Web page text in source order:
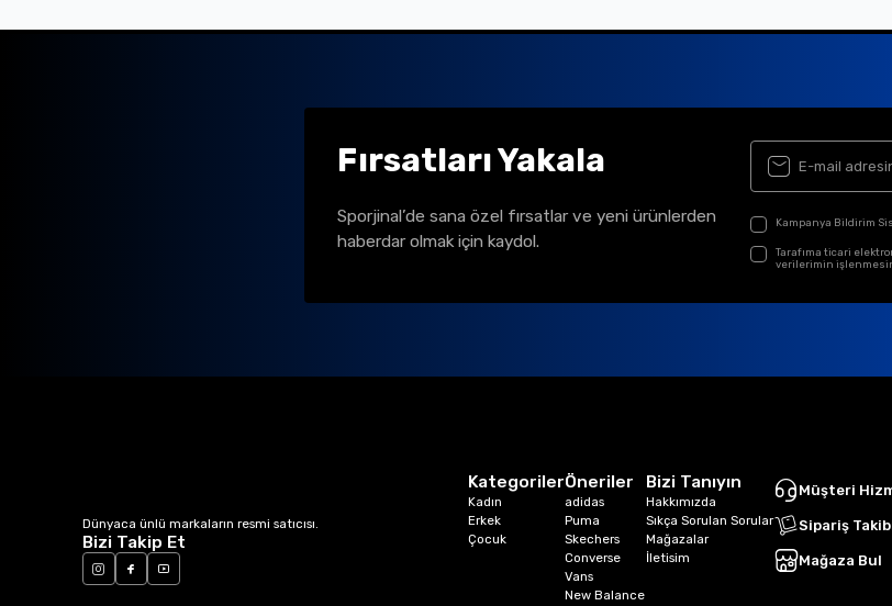
Fırsatları Yakala
Sporjinal’de sana özel fırsatlar ve yeni ürünlerden
haberdar olmak için kaydol.
Kampanya Bildirim
Tarafıma ticari
verilerimin
Dünyaca ünlü markaların resmi satıcısı.
Bizi Takip Et
Kategoriler
Kadın
Erkek
Çocuk
Öneriler
adidas
Puma
Skechers
Converse
Vans
New Balance
Bizi Tanıyın
Hakkımızda
Sıkça Sorulan Sorular
Mağazalar
İletisim
Müşteri
Sipariş
Mağaza Bul